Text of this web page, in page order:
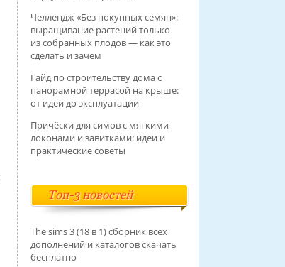
Челлендж «Без покупных семян»:
выращивание растений только
из собранных плодов — как это
сделать и зачем
Гайд по строительству дома с
панорамной террасой на крыше:
от идеи до эксплуатации
Причёски для симов с мягкими
локонами и завитками: идеи и
практические советы
Топ-3 новостей
The sims 3 (18 в 1) сборник всех
дополнений и каталогов скачать
бесплатно